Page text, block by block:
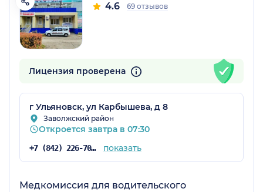
4.6 69 отзывов
Лицензия проверена
г Ульяновск, ул Карбышева, д 8
Заволжский район
Откроется завтра в 07:30
+7 (842) 226-70-34 показать
Медкомиссия для водительского